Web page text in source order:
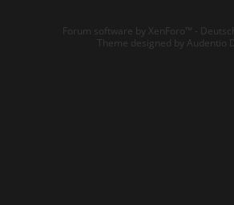
Forum software by XenForo™ -
Theme designed by Audentio